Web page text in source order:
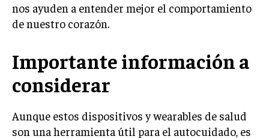
nos ayuden a entender mejor el comportamiento
de nuestro corazón.
Importante información a
considerar
Aunque estos dispositivos y wearables de salud
son una herramienta útil para el autocuidado, es